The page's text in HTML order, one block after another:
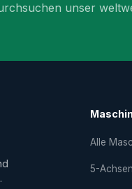
unser
Alle
5-Achsen